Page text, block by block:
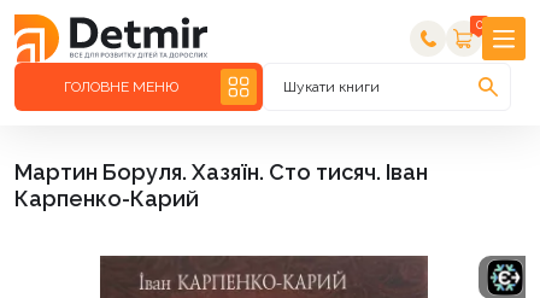
0
ГОЛОВНЕ МЕНЮ Шукати книги
Мартин Боруля. Хазяїн. Сто тисяч. Іван
Карпенко-Карий